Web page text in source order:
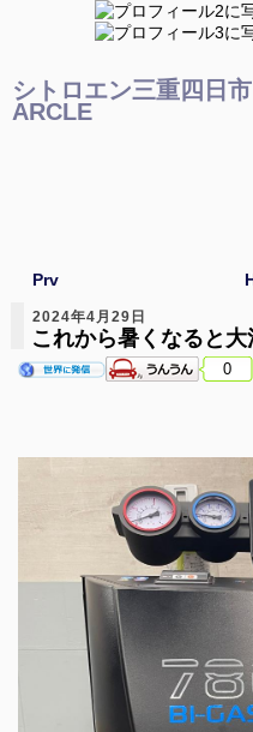
シトロエン三重四日
ARCLE
Prv
2024年4月29日
これから暑くなると大
0